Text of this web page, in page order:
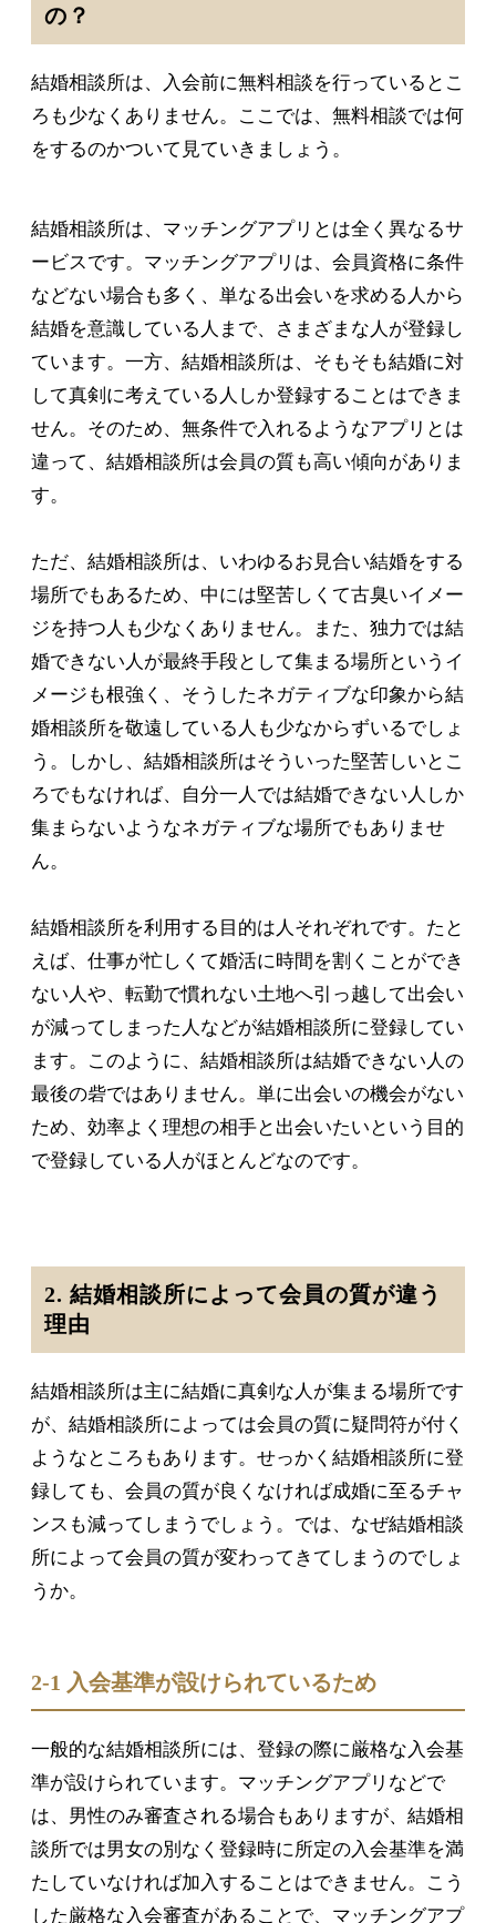
の？
結婚相談所は、入会前に無料相談を行っているとこ
ろも少なくありません。ここでは、無料相談では何
をするのかついて見ていきましょう。
結婚相談所は、マッチングアプリとは全く異なるサ
ービスです。マッチングアプリは、会員資格に条件
などない場合も多く、単なる出会いを求める人から
結婚を意識している人まで、さまざまな人が登録し
ています。一方、結婚相談所は、そもそも結婚に対
して真剣に考えている人しか登録することはできま
せん。そのため、無条件で入れるようなアプリとは
違って、結婚相談所は会員の質も高い傾向がありま
す。
ただ、結婚相談所は、いわゆるお見合い結婚をする
場所でもあるため、中には堅苦しくて古臭いイメー
ジを持つ人も少なくありません。また、独力では結
婚できない人が最終手段として集まる場所というイ
メージも根強く、そうしたネガティブな印象から結
婚相談所を敬遠している人も少なからずいるでしょ
う。しかし、結婚相談所はそういった堅苦しいとこ
ろでもなければ、自分一人では結婚できない人しか
集まらないようなネガティブな場所でもありませ
ん。
結婚相談所を利用する目的は人それぞれです。たと
えば、仕事が忙しくて婚活に時間を割くことができ
ない人や、転勤で慣れない土地へ引っ越して出会い
が減ってしまった人などが結婚相談所に登録してい
ます。このように、結婚相談所は結婚できない人の
最後の砦ではありません。単に出会いの機会がない
ため、効率よく理想の相手と出会いたいという目的
で登録している人がほとんどなのです。
2. 結婚相談所によって会員の質が違う
理由
結婚相談所は主に結婚に真剣な人が集まる場所です
が、結婚相談所によっては会員の質に疑問符が付く
ようなところもあります。せっかく結婚相談所に登
録しても、会員の質が良くなければ成婚に至るチャ
ンスも減ってしまうでしょう。では、なぜ結婚相談
所によって会員の質が変わってきてしまうのでしょ
うか。
2-1 入会基準が設けられているため
一般的な結婚相談所には、登録の際に厳格な入会基
準が設けられています。マッチングアプリなどで
は、男性のみ審査される場合もありますが、結婚相
談所では男女の別なく登録時に所定の入会基準を満
たしていなければ加入することはできません。こう
した厳格な入会審査があることで、マッチングアプ